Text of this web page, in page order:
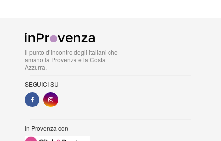
Il punto d’incontro degli italiani che
amano la Provenza e la Costa
Azzurra.
SEGUICI SU
In Provenza con